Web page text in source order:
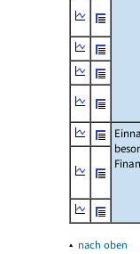
▴ nach oben